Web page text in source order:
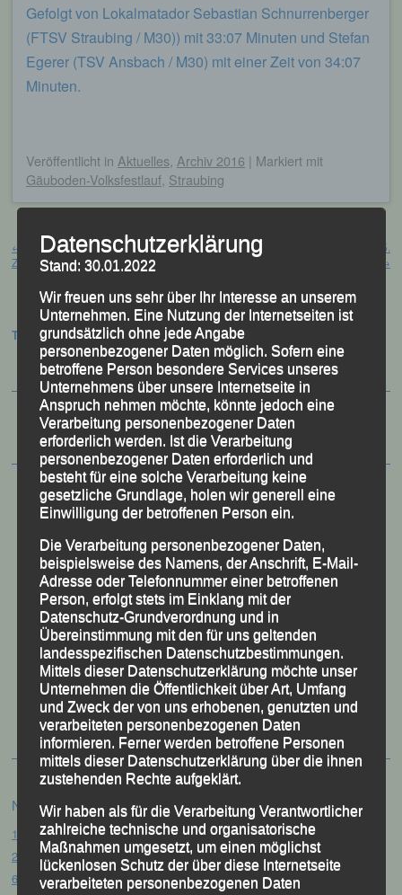
Gefolgt von Lokalmatador Sebastian Schnurrenberger
(FTSV Straubing / M30)) mit 33:07 Minuten und Stefan
Egerer (TSV Ansbach / M30) mit einer Zeit von 34:07
Minuten.
Veröffentlicht in Aktuelles Archiv 2016 | Markiert mit
Gäuboden-Volksfestlauf Straubing
Beitragsnavigation
←
1. Brotjacklriegl-Man Triathlon,
Zenting, 13. August 2016
Stadtgrandprix, Marchtrenk (AUT), 15.
→
Termine:
50 Jahre LG Passau
Festzschrift
Neueste Beiträge
15. Pörndorfer Sommernachtslauf – Pörndorf, 01.08.2026
20. Goldener Steig-Lauf – Stozec/Tusset, 01.08.2026
61. Bergsportfest – Ortenburg, 26.07.2026
Datenschutzerklärung
Stand: 30.01.2022
Wir freuen uns sehr über Ihr Interesse an unserem
Unternehmen. Eine Nutzung der Internetseiten ist
grundsätzlich ohne jede Angabe
personenbezogener Daten möglich. Sofern eine
betroffene Person besondere Services unseres
Unternehmens über unsere Internetseite in
Anspruch nehmen möchte, könnte jedoch eine
Verarbeitung personenbezogener Daten
erforderlich werden. Ist die Verarbeitung
personenbezogener Daten erforderlich und
besteht für eine solche Verarbeitung keine
gesetzliche Grundlage, holen wir generell eine
Einwilligung der betroffenen Person ein.
Die Verarbeitung personenbezogener Daten,
beispielsweise des Namens, der Anschrift, E-Mail-
Adresse oder Telefonnummer einer betroffenen
Person, erfolgt stets im Einklang mit der
Datenschutz-Grundverordnung und in
Übereinstimmung mit den für uns geltenden
landesspezifischen Datenschutzbestimmungen.
Mittels dieser Datenschutzerklärung möchte unser
Unternehmen die Öffentlichkeit über Art, Umfang
und Zweck der von uns erhobenen, genutzten und
verarbeiteten personenbezogenen Daten
informieren. Ferner werden betroffene Personen
mittels dieser Datenschutzerklärung über die ihnen
zustehenden Rechte aufgeklärt.
Wir haben als für die Verarbeitung Verantwortlicher
zahlreiche technische und organisatorische
Maßnahmen umgesetzt, um einen möglichst
lückenlosen Schutz der über diese Internetseite
verarbeiteten personenbezogenen Daten